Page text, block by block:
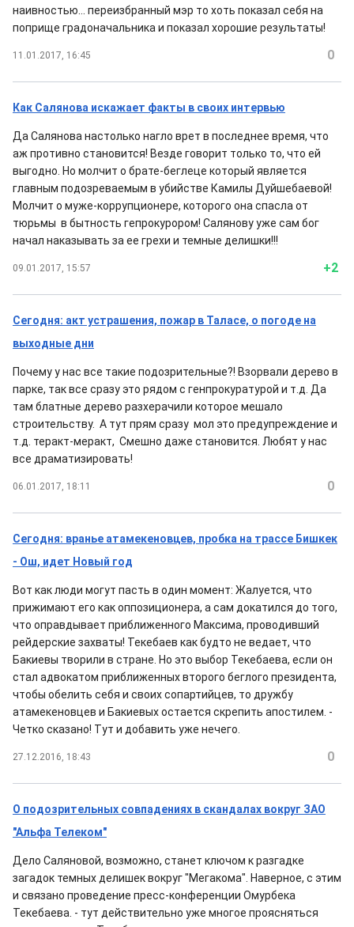
наивностью... переизбранный мэр то хоть показал себя на
поприще градоначальника и показал хорошие результаты!
11.01.2017, 16:45 0
Как Салянова искажает факты в своих интервью
Да Салянова настолько нагло врет в последнее время, что
аж противно становится! Везде говорит только то, что ей
выгодно. Но молчит о брате-беглеце который является
главным подозреваемым в убийстве Камилы Дуйшебаевой!
Молчит о муже-коррупционере, которого она спасла от
тюрьмы в бытность гепрокурором! Салянову уже сам бог
начал наказывать за ее грехи и темные делишки!!!
09.01.2017, 15:57 +2
Сегодня: акт устрашения, пожар в Таласе, о погоде на
выходные дни
Почему у нас все такие подозрительные?! Взорвали дерево в
парке, так все сразу это рядом с генпрокуратурой и т.д. Да
там блатные дерево разхерачили которое мешало
строительству. А тут прям сразу мол это предупреждение и
т.д. теракт-меракт, Смешно даже становится. Любят у нас
все драматизировать!
06.01.2017, 18:11 0
Сегодня: вранье атамекеновцев, пробка на трассе Бишкек
- Ош, идет Новый год
Вот как люди могут пасть в один момент: Жалуется, что
прижимают его как оппозиционера, а сам докатился до того,
что оправдывает приближенного Максима, проводивший
рейдерские захваты! Текебаев как будто не ведает, что
Бакиевы творили в стране. Но это выбор Текебаева, если он
стал адвокатом приближенных второго беглого президента,
чтобы обелить себя и своих сопартийцев, то дружбу
атамекеновцев и Бакиевых остается скрепить апостилем. -
Четко сказано! Тут и добавить уже нечего.
27.12.2016, 18:43 0
О подозрительных совпадениях в скандалах вокруг ЗАО
"Альфа Телеком"
Дело Саляновой, возможно, станет ключом к разгадке
загадок темных делишек вокруг "Мегакома". Наверное, с этим
и связано проведение пресс-конференции Омурбека
Текебаева. - тут действительно уже многое проясняться